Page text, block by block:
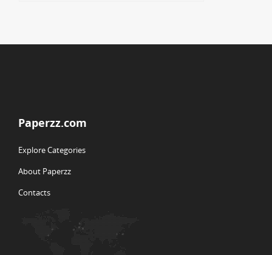
Paperzz.com
Explore Categories
About Paperzz
Contacts